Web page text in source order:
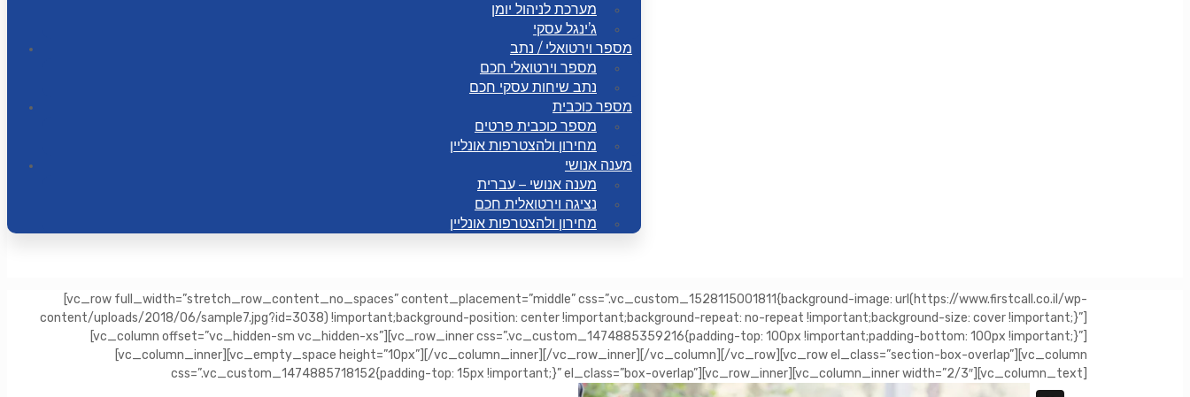
מערכת לניהול יומן
ג’ינגל עסקי
מספר וירטואלי / נתב
מספר וירטואלי חכם
נתב שיחות עסקי חכם
מספר כוכבית
מספר כוכבית פרטים
מחירון ולהצטרפות אונליין
מענה אנושי
מענה אנושי – עברית
נציגה וירטואלית חכם
מחירון ולהצטרפות אונליין
[vc_row full_width=”stretch_row_content_no_spaces” content_placement=”middle” css=”.vc_custom_1528115001811{background-image: url(https://www.firstcall.co.il/wp-
content/uploads/2018/06/sample7.jpg?id=3038) !important;background-position: center !important;background-repeat: no-repeat !important;background-size: cover !important;}”]
[vc_column offset=”vc_hidden-sm vc_hidden-xs”][vc_row_inner css=”.vc_custom_1474885359216{padding-top: 100px !important;padding-bottom: 100px !important;}”]
[vc_column_inner][vc_empty_space height=”10px”][/vc_column_inner][/vc_row_inner][/vc_column][/vc_row][vc_row el_class=”section-box-overlap”][vc_column
css=”.vc_custom_1474885718152{padding-top: 15px !important;}” el_class=”box-overlap”][vc_row_inner][vc_column_inner width=”2/3″][vc_column_text]